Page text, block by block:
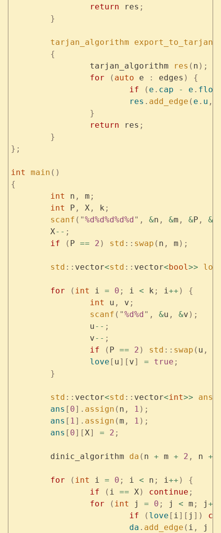
		return
res ;
	}
	tarjan_algorithm
export_to_tarjan
	{
		tarjan_algorithm
res ( n );
		for
( auto e : edges )
{
			if
( e . cap - e . flow
			res
. add_edge ( e . u ,
		}
		return
res ;
	}
};
int main ()
{
	int
n , m ;
	int
P , X, k ;
	scanf
( "%d%d%d%d%d " , &n , &m , &P , &
	X
-- ;
	if
( P == 2 ) std :: swap ( n , m );
	std
:: vector<std :: vector< bool>>
	for
( int i = 0 ; i < k ; i++ )
{
		int
u , v ;
		scanf
( "%d%d " , &u , &v );
		u
-- ;
		v
-- ;
		if
( P == 2 ) std :: swap ( u ,
		love
[ u][ v] = true ;
	}
	std
:: vector<std :: vector<int>> ans
	ans
[ 0]. assign ( n , 1 );
	ans
[ 1]. assign (m , 1 );
	ans
[ 0][X] = 2 ;
	dinic_algorithm
da ( n + m + 2 , n +
	for
( int i = 0 ; i < n ; i++ )
{
		if
( i == X) continue ;
		for
( int j = 0 ; j < m ; j++
			if
( love [ i][ j ])
			da
. add_edge ( i , j